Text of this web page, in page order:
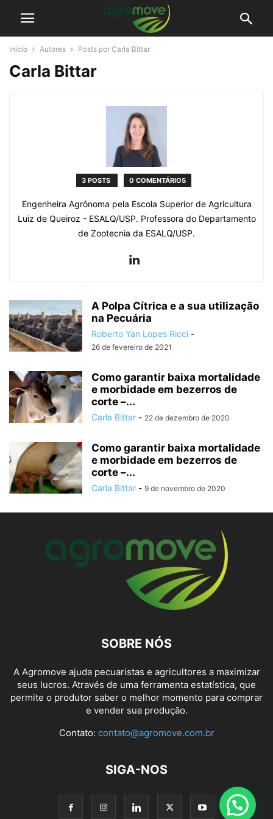
Início Autores Posts por Carla Bittar
Carla Bittar
3 POSTS 0 COMENTÁRIOS
Engenheira Agrônoma pela Escola Superior de Agricultura
Luiz de Queiroz - ESALQ/USP. Professora do Departamento
de Zootecnia da ESALQ/USP.
A Polpa Cítrica e a sua utilização
na Pecuária
Roberto Yan Lopes Ricci -
26 de fevereiro de 2021
Como garantir baixa mortalidade
e morbidade em bezerros de
corte –...
Carla Bittar - 22 de dezembro de 2020
Como garantir baixa mortalidade
e morbidade em bezerros de
corte –...
Carla Bittar - 9 de novembro de 2020
SOBRE NÓS
A Agromove ajuda pecuaristas e agricultores a maximizar
seus lucros. Através de uma ferramenta estatística, que
permite o produtor saber o melhor momento para comprar
e vender sua produção.
Contato: contato@agromove.com.br
SIGA-NOS